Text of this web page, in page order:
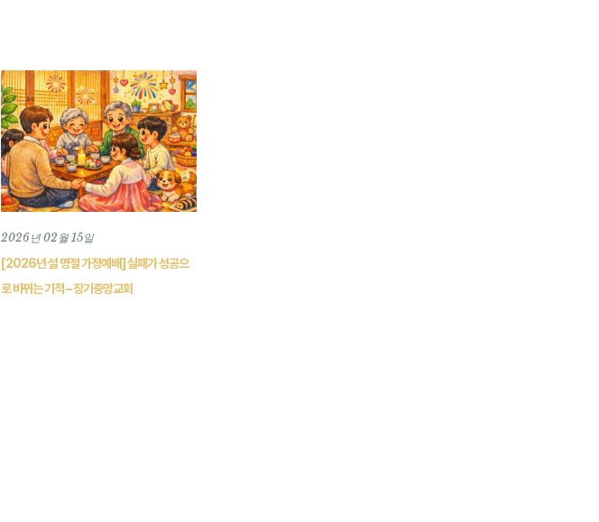
2026년 02월 15일
[2026년 설 명절 가정예배] 실패가 성공으
로 바뀌는 기적 – 장기중앙교회